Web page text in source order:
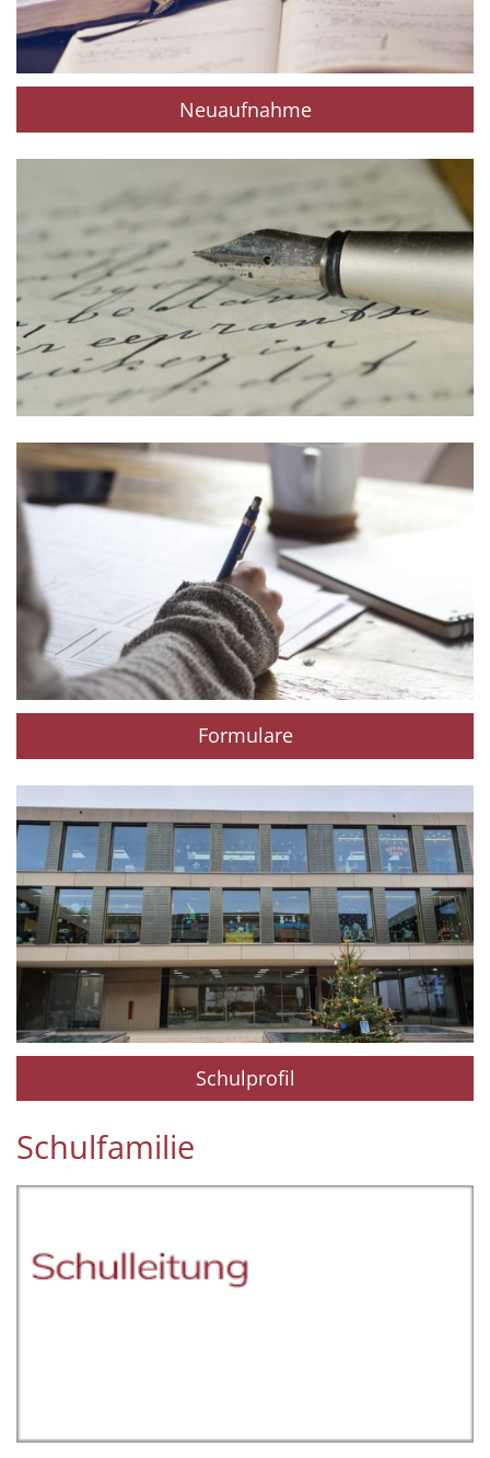
Neuaufnahme
Formulare
Schulprofil
Schulfamilie